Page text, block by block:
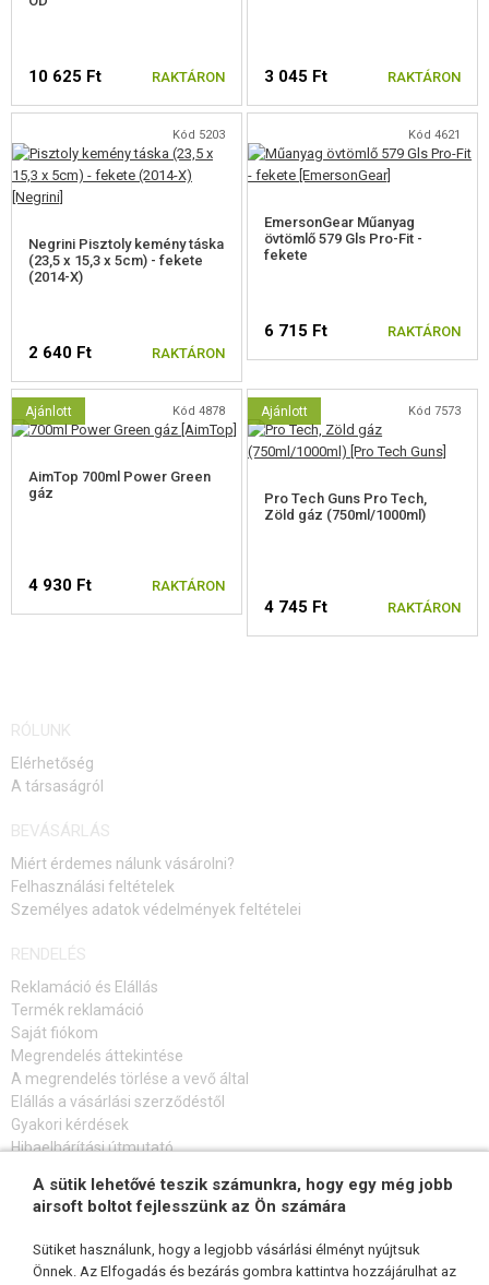
10 625 Ft RAKTÁRON 3 045 Ft RAKTÁRON
Kód 5203
Negrini Pisztoly kemény táska
(23,5 x 15,3 x 5cm) - fekete
(2014-X)
2 640 Ft RAKTÁRON
Kód 4621
EmersonGear Műanyag
övtömlő 579 Gls Pro-Fit -
fekete
6 715 Ft RAKTÁRON
Ajánlott Kód 4878
AimTop 700ml Power Green
gáz
4 930 Ft RAKTÁRON
Ajánlott Kód 7573
Pro Tech Guns Pro Tech,
Zöld gáz (750ml/1000ml)
4 745 Ft RAKTÁRON
RÓLUNK
Elérhetőség
A társaságról
BEVÁSÁRLÁS
Miért érdemes nálunk vásárolni?
Felhasználási feltételek
Személyes adatok védelmények feltételei
RENDELÉS
Reklamáció és Elállás
Termék reklamáció
Saját fiókom
Megrendelés áttekintése
A megrendelés törlése a vevő által
Elállás a vásárlási szerződéstől
Gyakori kérdések
Hibaelhárítási útmutató
FELIRATKOZÁS HÍRLEVÉLRE
A sütik lehetővé teszik számunkra, hogy egy még jobb
airsoft boltot fejlesszünk az Ön számára
Sütiket használunk, hogy a legjobb vásárlási élményt nyújtsuk
Önnek. Az Elfogadás és bezárás gombra kattintva hozzájárulhat az